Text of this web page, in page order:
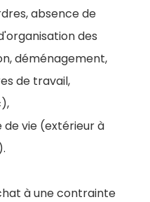
absence de
des
déménagement,
de travail,
vie (extérieur à
à une contrainte